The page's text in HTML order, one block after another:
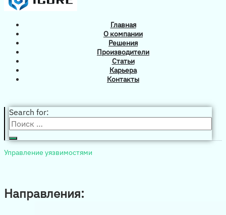
Главная
О компании
Решения
Производители
Статьи
Карьера
Контакты
Search for:
Управление уязвимостями
Направления: